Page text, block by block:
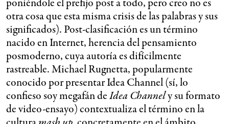
poniéndole el prefijo post a todo, pero creo no es
otra cosa que esta misma crisis de las palabras y sus
significados). Post-clasificación es un término
nacido en Internet, herencia del pensamiento
posmoderno, cuya autoría es difícilmente
rastreable. Michael Rugnetta, popularmente
conocido por presentar Idea Channel (sí, lo
confieso soy megafán deIdea Channely su formato
de video-ensayo) contextualiza el término en la